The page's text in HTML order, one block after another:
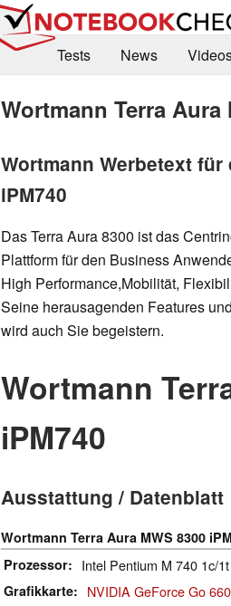
Tests
News
Wortmann Terra Aura
Wortmann Werbetext für
iPM740
Das Terra Aura 8300 ist das
Plattform für den Business
High Performance,Mobilität,
Seine herausagenden Features
wird auch Sie begeistern.
Wortmann
iPM740
Ausstattung / Datenblatt
Wortmann Terra Aura MWS 8300
Prozessor
Intel Pentium M 740 1c/
Grafikkarte NVIDIA GeForce Go